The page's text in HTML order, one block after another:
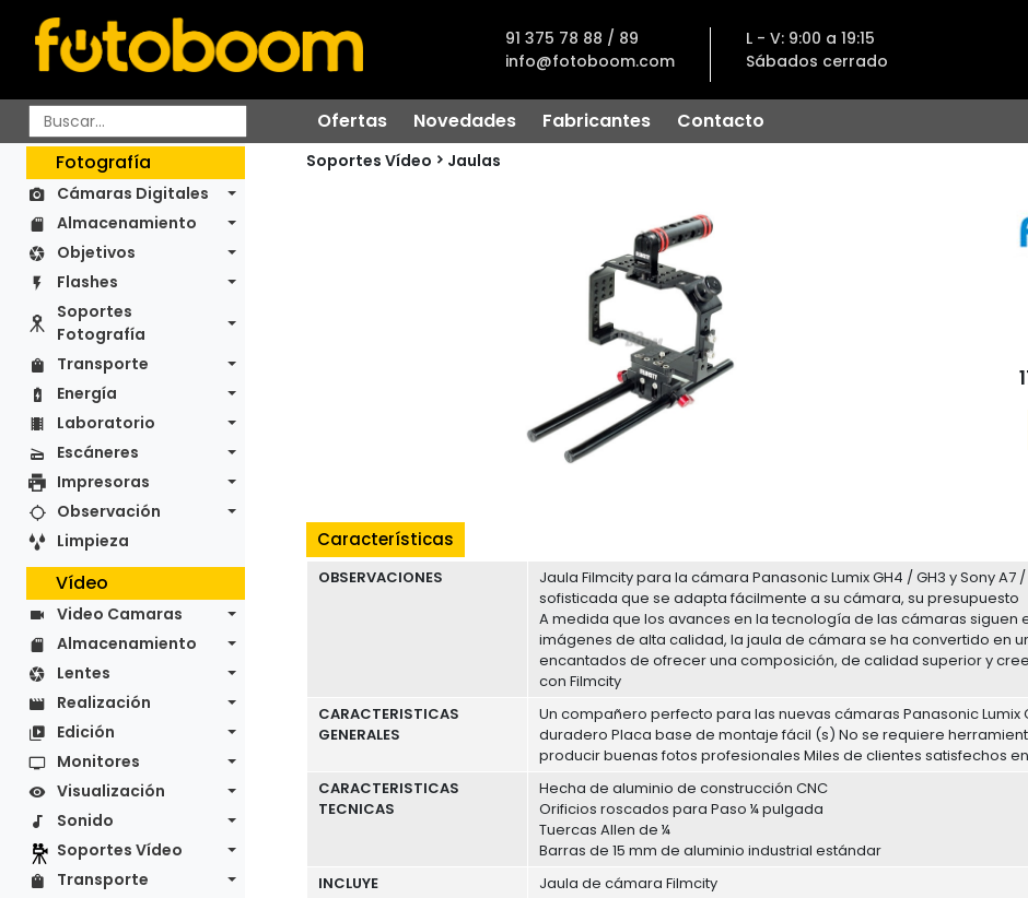
91 375 78 88 / 89
info@fotoboom.com
L - V: 9:00 a 19:15
Sábados cerrado
Ofertas Novedades Fabricantes
Contacto
Fotografía
Cámaras Digitales
Almacenamiento
Objetivos
Flashes
Soportes
Fotografía
Transporte
Energía
Laboratorio
Escáneres
Impresoras
Observación
Limpieza
Vídeo
Video Camaras
Almacenamiento
Lentes
Realización
Edición
Monitores
Visualización
Sonido
Soportes Vídeo
Transporte
Soportes Vídeo Jaulas
Características
OBSERVACIONES
Jaula Filmcity para la cámara Panasonic Lumix GH4 / GH3 y Sony
sofisticada que se adapta fácilmente a su cámara, su presupuesto
A medida que los avances en la tecnología de las cámaras
imágenes de alta calidad, la jaula de cámara se ha convertido en
encantados de ofrecer una composición, de calidad superior y
con Filmcity
CARACTERISTICAS
GENERALES
Un compañero perfecto para las nuevas cámaras Panasonic Lumix
duradero Placa base de montaje fácil (s) No se requiere
producir buenas fotos profesionales Miles de clientes satisfechos
CARACTERISTICAS
TECNICAS
Hecha de aluminio de construcción CNC
Orificios roscados para Paso ¼ pulgada
Tuercas Allen de ¼
Barras de 15 mm de aluminio industrial estándar
INCLUYE
Jaula de cámara Filmcity